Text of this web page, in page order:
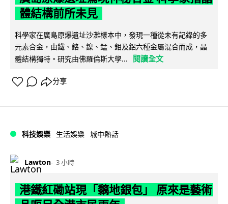
體結構前所未見
科學家在廣島原爆遺址沙灘樣本中，發現一種從未有記錄的多
元素合金，由鐵、鉻、鎳、錳、鉬及鋁六種金屬混合而成，晶
體結構獨特。研究由佛羅倫斯大學...
閱讀全文
分享
科技娛樂 生活娛樂 城中熱話
Lawton 3 小時
港鐵紅磡站現「黐地銀包」 原來是藝術